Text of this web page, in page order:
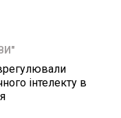
інтелекту в